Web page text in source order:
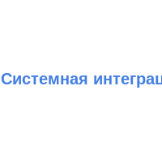
Системная